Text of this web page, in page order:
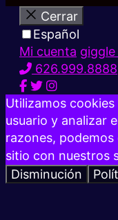
Cerrar
Español
Mi cuenta
626.999.8888
Utilizamos
usuario y analizar
razones,
sitio con nuestros
Disminución